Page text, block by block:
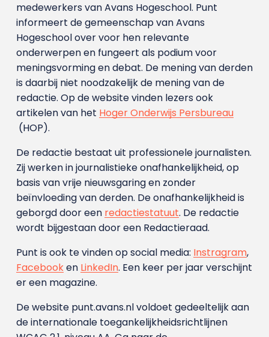
medewerkers van Avans Hoge­school. Punt
informeert de gemeenschap van Avans
Hogeschool over voor hen relevante
onderwerpen en fungeert als podium voor
meningsvorming en debat. De mening van derden
is daarbij niet noodzakelijk de mening van de
redactie. Op de website vinden lezers ook
artikelen van het Hoger Onderwijs Persbureau
(HOP).
De redactie bestaat uit professionele journalisten.
Zij werken in journalistieke onafhankelijkheid, op
basis van vrije nieuwsgaring en zonder
beïnvloeding van derden. De onafhankelijkheid is
geborgd door een redactiestatuut. De redactie
wordt bijgestaan door een Redactieraad.
Punt is ook te vinden op social media: Instragram,
Facebooken LinkedIn. Een keer per jaar verschijnt
er een magazine.
De website punt.avans.nl voldoet gedeeltelijk aan
de internationale toegankelijkheidsrichtlijnen